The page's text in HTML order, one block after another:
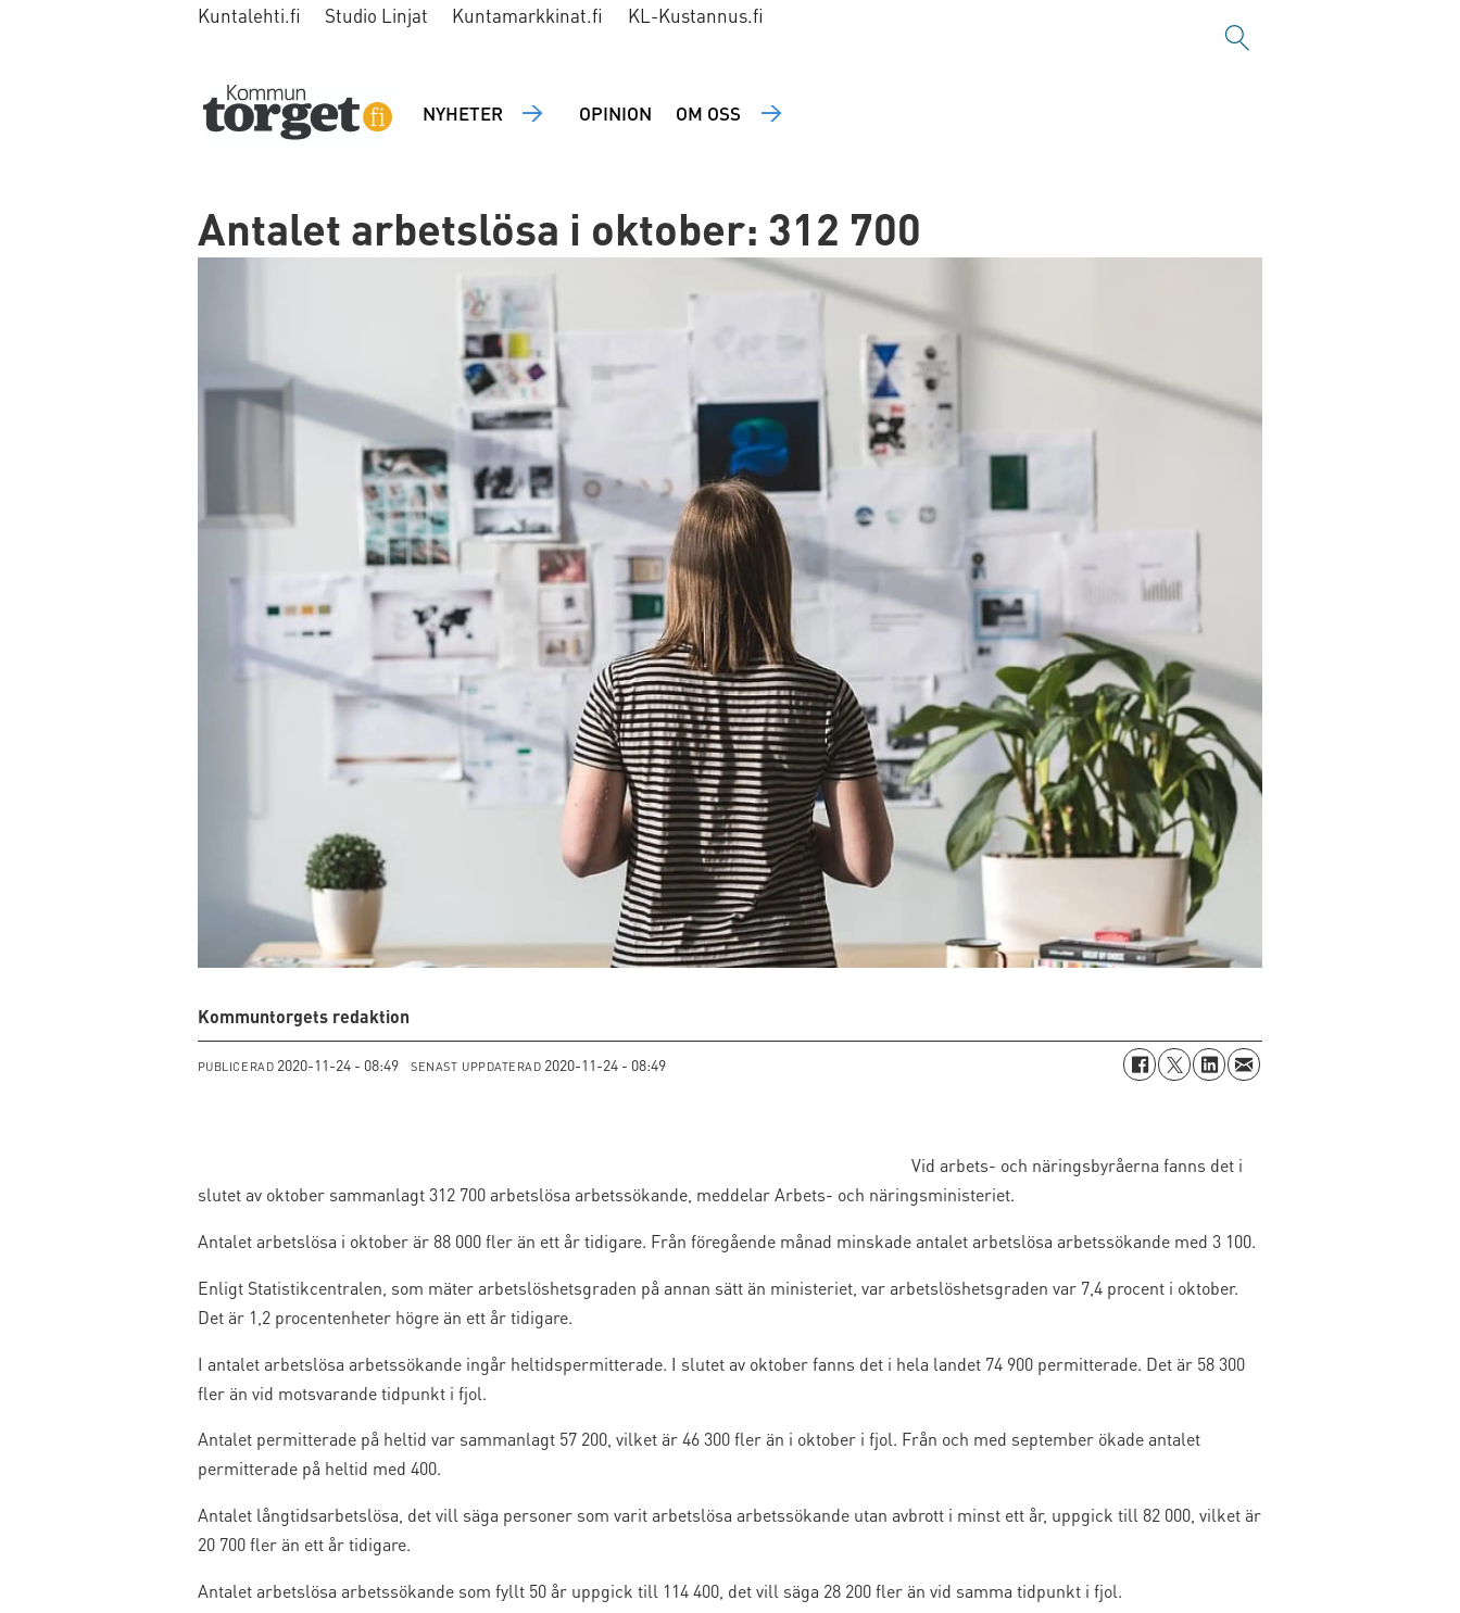
Kuntalehti.fi Studio Linjat Kuntamarkkinat.fi KL-Kustannus.fi
NYHETER OPINION OM OSS
Antalet arbetslösa i oktober: 312 700
Kommuntorgets redaktion
PUBLICERAD 2020-11-24 - 08:49 SENAST UPPDATERAD 2020-11-24 - 08:49
Vid arbets- och näringsbyråerna fanns det i
slutet av oktober sammanlagt 312 700 arbetslösa arbetssökande, meddelar Arbets- och näringsministeriet.
Antalet arbetslösa i oktober är 88 000 fler än ett år tidigare. Från föregående månad minskade antalet arbetslösa arbetssökande med 3 100.
Enligt Statistikcentralen, som mäter arbetslöshetsgraden på annan sätt än ministeriet, var arbetslöshetsgraden var 7,4 procent i oktober.
Det är 1,2 procentenheter högre än ett år tidigare.
I antalet arbetslösa arbetssökande ingår heltidspermitterade. I slutet av oktober fanns det i hela landet 74 900 permitterade. Det är 58 300
fler än vid motsvarande tidpunkt i fjol.
Antalet permitterade på heltid var sammanlagt 57 200, vilket är 46 300 fler än i oktober i fjol. Från och med september ökade antalet
permitterade på heltid med 400.
Antalet långtidsarbetslösa, det vill säga personer som varit arbetslösa arbetssökande utan avbrott i minst ett år, uppgick till 82 000, vilket är
20 700 fler än ett år tidigare.
Antalet arbetslösa arbetssökande som fyllt 50 år uppgick till 114 400, det vill säga 28 200 fler än vid samma tidpunkt i fjol.